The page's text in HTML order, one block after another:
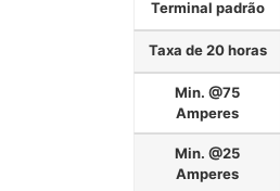
Terminal padrão
Taxa de 20 horas
Min. @75
Amperes
Min. @25
Amperes